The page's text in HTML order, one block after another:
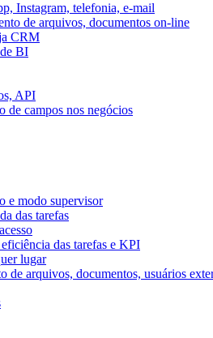
Instagram, telefonia, e-mail
de arquivos, documentos on-line
CRM
BI
API
de campos nos negócios
e modo supervisor
das tarefas
das tarefas e KPI
lugar
de arquivos, documentos, usuários